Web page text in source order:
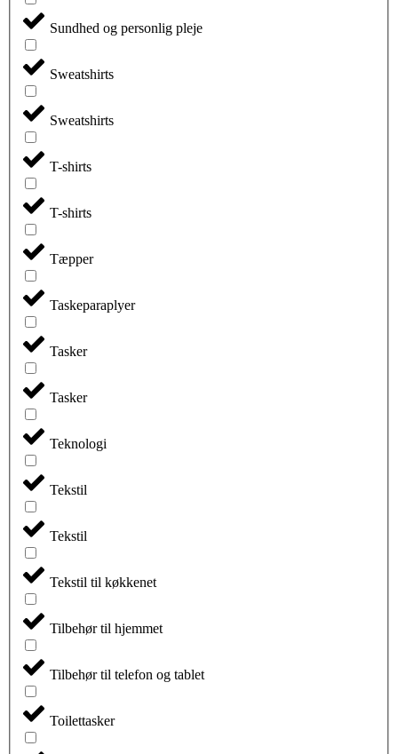
Sundhed og personlig pleje
Sweatshirts
Sweatshirts
T-shirts
T-shirts
Tæpper
Taskeparaplyer
Tasker
Tasker
Teknologi
Tekstil
Tekstil
Tekstil til køkkenet
Tilbehør til hjemmet
Tilbehør til telefon og tablet
Toilettasker